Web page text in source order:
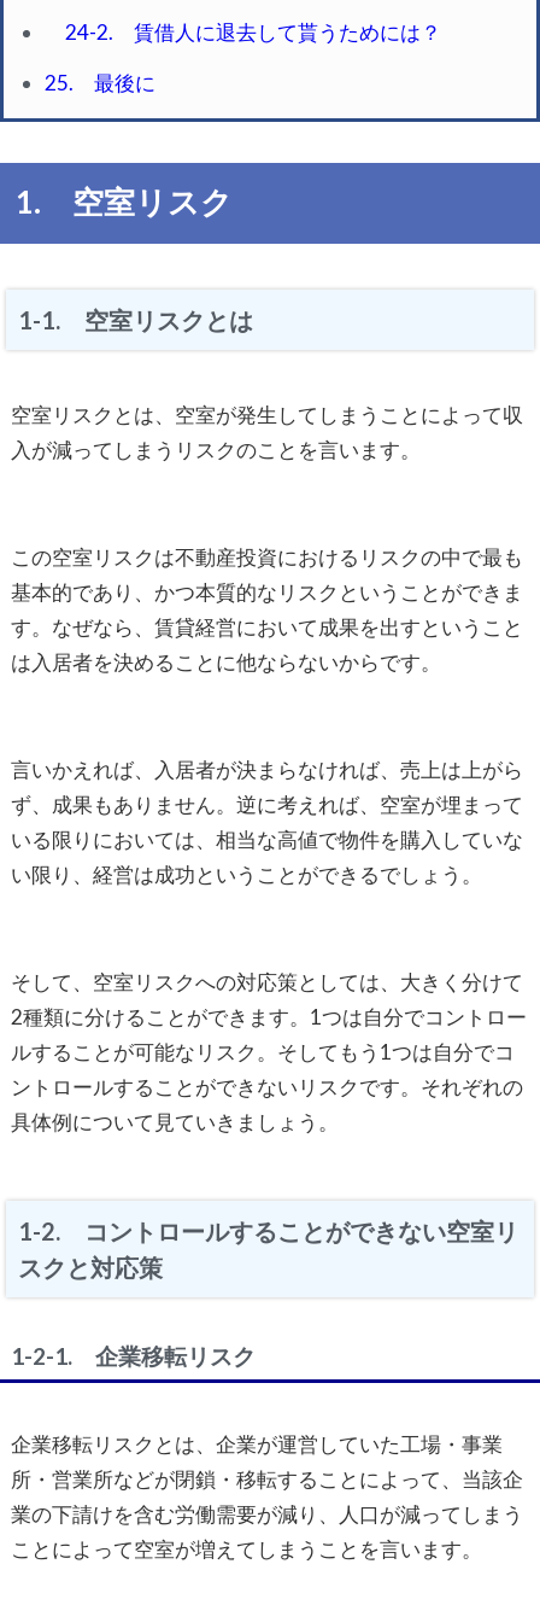
24-2. 賃借人に退去して貰うためには？
25. 最後に
1. 空室リスク
1-1. 空室リスクとは
空室リスクとは、空室が発生してしまうことによって収
入が減ってしまうリスクのことを言います。
この空室リスクは不動産投資におけるリスクの中で最も
基本的であり、かつ本質的なリスクということができま
す。なぜなら、賃貸経営において成果を出すということ
は入居者を決めることに他ならないからです。
言いかえれば、入居者が決まらなければ、売上は上がら
ず、成果もありません。逆に考えれば、空室が埋まって
いる限りにおいては、相当な高値で物件を購入していな
い限り、経営は成功ということができるでしょう。
そして、空室リスクへの対応策としては、大きく分けて
2種類に分けることができます。1つは自分でコントロー
ルすることが可能なリスク。そしてもう1つは自分でコ
ントロールすることができないリスクです。それぞれの
具体例について見ていきましょう。
1-2. コントロールすることができない空室リ
スクと対応策
1-2-1. 企業移転リスク
企業移転リスクとは、企業が運営していた工場・事業
所・営業所などが閉鎖・移転することによって、当該企
業の下請けを含む労働需要が減り、人口が減ってしまう
ことによって空室が増えてしまうことを言います。